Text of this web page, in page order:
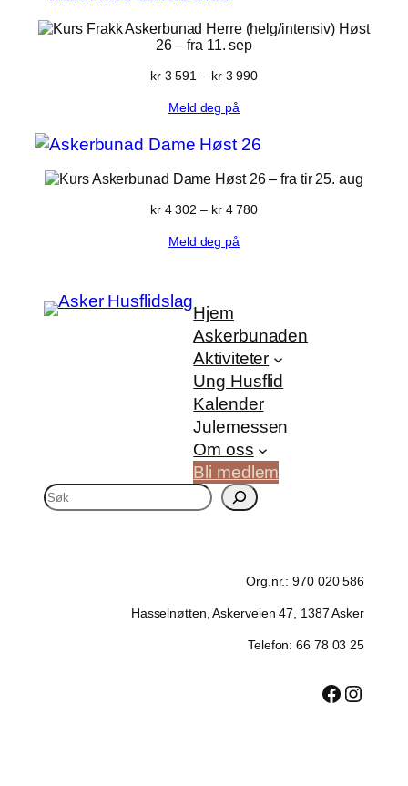
Frakk Askerbunad Herre (helg/intensiv) Høst
26– fra 11. sep
kr3 591 – kr3 990Prisområde:
Meld deg på
Askerbunad Dame Høst 26– fra tir 25. aug
kr4 302 – kr4 780Prisområde:
Meld deg på
Hjem
Askerbunaden
Aktiviteter
Ung Husflid
Kalender
Julemessen
Om oss
Bli medlem
S
ø
Org.nr.: 970 020 586
Hasselnøtten, Askerveien 47, 1387 Asker
Telefon: 66 78 03 25
Facebook Instagram